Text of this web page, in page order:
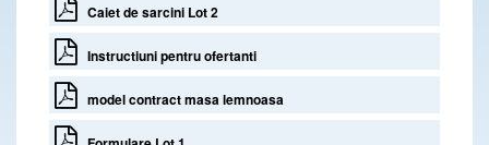
Caiet de sarcini Lot 2
Instructiuni pentru ofertanti
model contract masa lemnoasa